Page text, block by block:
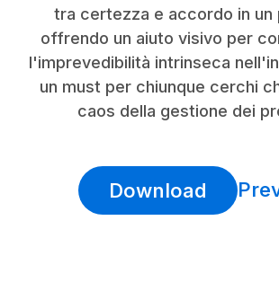
tra certezza e accordo in un
offrendo un aiuto visivo per
l'imprevedibilità intrinseca
un must per chiunque cerchi
caos della gestione dei
Download